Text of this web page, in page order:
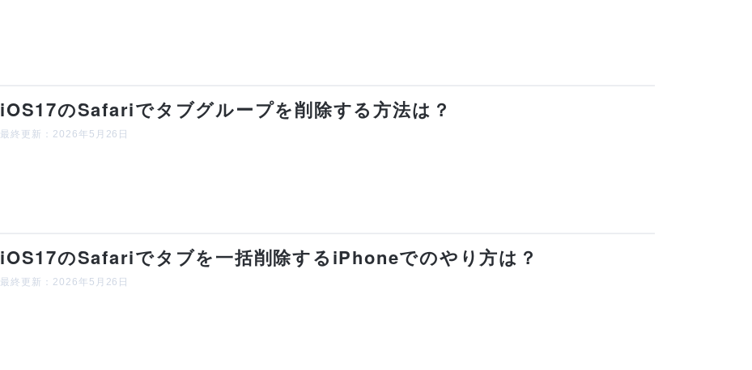
iOS17のSafariでタブグループを削除する方法は？
最終更新：2026年5月26日
iOS17のSafariでタブを一括削除するiPhoneでのやり方は？
最終更新：2026年5月26日